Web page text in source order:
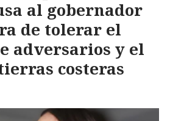
al gobernador
de tolerar el
adversarios y el
costeras